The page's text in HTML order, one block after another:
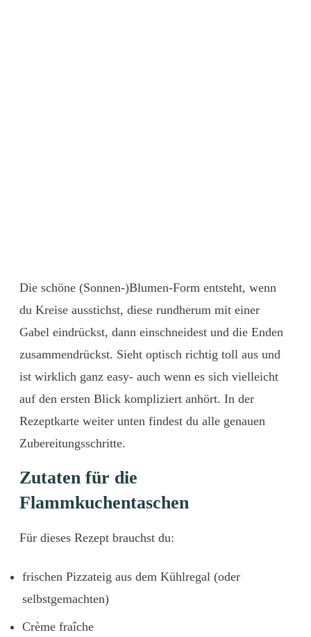
Die schöne (Sonnen-)Blumen-Form entsteht, wenn
du Kreise ausstichst, diese rundherum mit einer
Gabel eindrückst, dann einschneidest und die Enden
zusammendrückst. Sieht optisch richtig toll aus und
ist wirklich ganz easy- auch wenn es sich vielleicht
auf den ersten Blick kompliziert anhört. In der
Rezeptkarte weiter unten findest du alle genauen
Zubereitungsschritte.
Zutaten für die
Flammkuchentaschen
Für dieses Rezept brauchst du:
frischen Pizzateig aus dem Kühlregal (oder
selbstgemachten)
Crème fraîche